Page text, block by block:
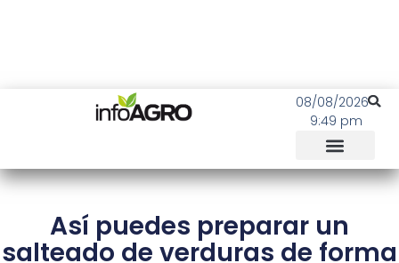
08/08/2026
9:49 pm
Así puedes preparar un
salteado de verduras de forma